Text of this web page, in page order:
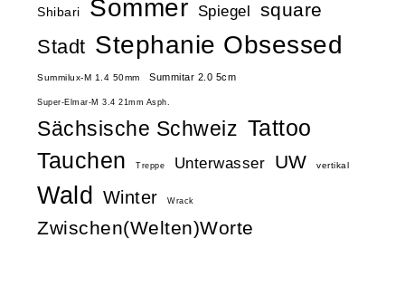
Shibari Sommer Spiegel square
Stadt Stephanie Obsessed
Summilux-M 1.4 50mm Summitar 2.0 5cm
Super-Elmar-M 3.4 21mm Asph.
Sächsische Schweiz Tattoo
Tauchen
Treppe Unterwasser UW vertikal
Wald Winter Wrack
Zwischen(Welten)Worte